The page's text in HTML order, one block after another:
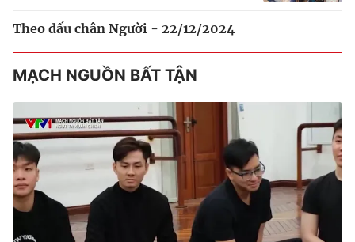
Theo dấu chân Người - 22/12/2024
MẠCH NGUỒN BẤT TẬN